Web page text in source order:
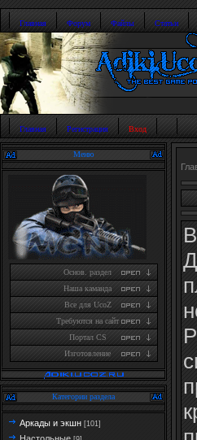
Главная Форум Файлы Статьи
Главная Регистрация Вход
Меню
Основ. раздел
Наша каманда
Все для UcoZ
Требуются на сайт
Портал CS
Изготовление
Категории раздела
Аркады и экшн [101]